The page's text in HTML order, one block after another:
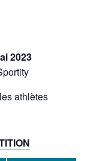
2023
athlètes